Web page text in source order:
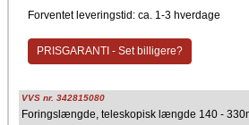
Forventet leveringstid: ca. 1-3 hverdage
PRISGARANTI - Set billigere?
VVS nr. 342815080
Foringslængde, teleskopisk længde 140 -